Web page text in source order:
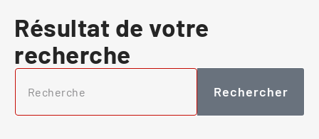
Résultat de votre
recherche
Rechercher